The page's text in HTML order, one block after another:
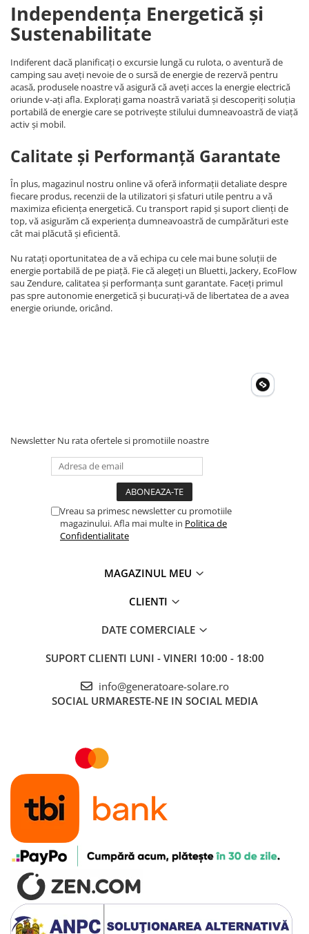
Independența Energetică și
Sustenabilitate
Indiferent dacă planificați o excursie lungă cu rulota, o aventură de
camping sau aveți nevoie de o sursă de energie de rezervă pentru
acasă, produsele noastre vă asigură că aveți acces la energie electrică
oriunde v-ați afla. Explorați gama noastră variată și descoperiți soluția
portabilă de energie care se potrivește stilului dumneavoastră de viață
activ și mobil.
Calitate și Performanță Garantate
În plus, magazinul nostru online vă oferă informații detaliate despre
fiecare produs, recenzii de la utilizatori și sfaturi utile pentru a vă
maximiza eficiența energetică. Cu transport rapid și suport clienți de
top, vă asigurăm că experiența dumneavoastră de cumpărături este
cât mai plăcută și eficientă.
Nu ratați oportunitatea de a vă echipa cu cele mai bune soluții de
energie portabilă de pe piață. Fie că alegeți un Bluetti, Jackery, EcoFlow
sau Zendure, calitatea și performanța sunt garantate. Faceți primul
pas spre autonomie energetică și bucurați-vă de libertatea de a avea
energie oriunde, oricând.
Newsletter Nu rata ofertele si promotiile noastre
Vreau sa primesc newsletter cu promotiile
magazinului. Afla mai multe in Politica de
Confidentialitate
MAGAZINUL MEU
CLIENTI
DATE COMERCIALE
SUPORT CLIENTI LUNI - VINERI 10:00 - 18:00
info@generatoare-solare.ro
SOCIAL URMARESTE-NE IN SOCIAL MEDIA